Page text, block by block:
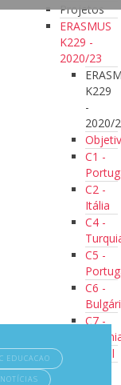
Projetos
ERASMUS
K229 -
2020/23
K229
-
2020/
C1 -
C2 -
Itália
C4 -
C5 -
C6 -
C7 -
Jornal
10
EDUCACAO
NOTÍCIAS